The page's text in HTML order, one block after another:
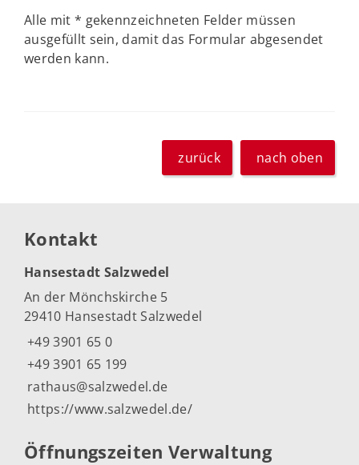
Alle mit * gekennzeichneten Felder müssen
ausgefüllt sein, damit das Formular abgesendet
werden kann.
zurück nach oben
Kontakt
Hansestadt Salzwedel
An der Mönchskirche 5
29410 Hansestadt Salzwedel
+49 3901 65 0
+49 3901 65 199
rathaus@salzwedel.de
https://www.salzwedel.de/
Öffnungszeiten Verwaltung